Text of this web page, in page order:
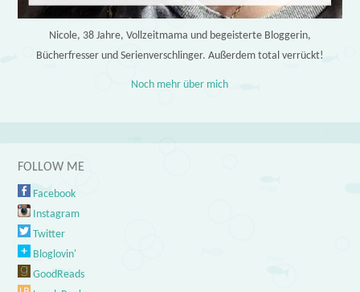
Nicole, 38 Jahre, Vollzeitmama und begeisterte Bloggerin,
Bücherfresser und Serienverschlinger. Außerdem total verrückt!
Noch mehr über mich
FOLLOW ME
Facebook
Instagram
Twitter
Bloglovin'
GoodReads